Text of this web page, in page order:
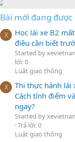
Bài mới đang
X
Học lái xe B2
điều cần biết
Started by
lời: 0
Luật giao thông
X
Thi thực hành lái
Cách tính điểm
ngay?
Started by
Trả lời: 0
Luật giao thông